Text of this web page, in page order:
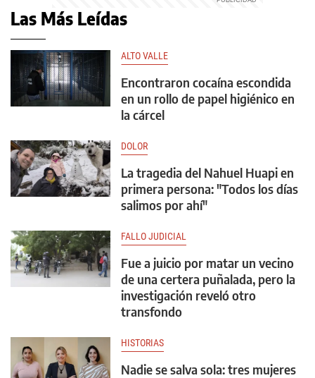
Las Más Leídas
ALTO VALLE
Encontraron cocaína escondida
en un rollo de papel higiénico en
la cárcel
DOLOR
La tragedia del Nahuel Huapi en
primera persona: "Todos los días
salimos por ahí"
FALLO JUDICIAL
Fue a juicio por matar un vecino
de una certera puñalada, pero la
investigación reveló otro
transfondo
HISTORIAS
Nadie se salva sola: tres mujeres